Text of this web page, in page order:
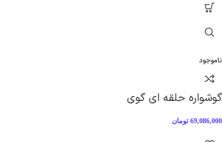
ناموجود
گوشواره حلقه ای گوی
69,086,000 تومان